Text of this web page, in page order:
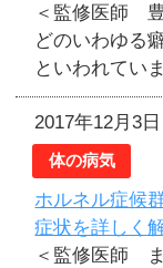
＜監修医師
どのいわゆる
といわれてい
2017年12月3日
体の病気
ホルネル症候
症状を詳しく解
＜監修医師